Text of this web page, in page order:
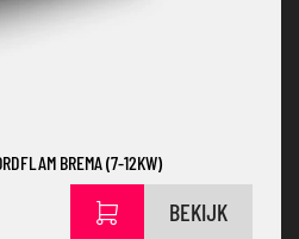
BREMA (7-12KW)
BEKIJK